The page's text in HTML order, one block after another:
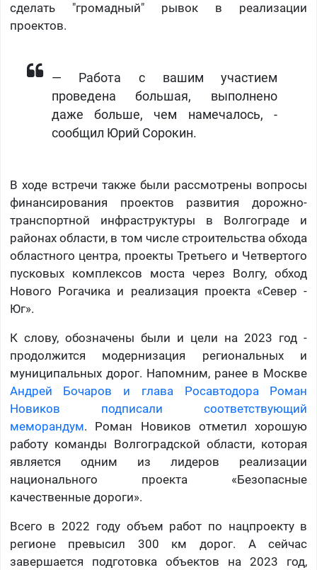
сделать "громадный" рывок в реализации
проектов.
— Работа с вашим участием
проведена большая, выполнено
даже больше, чем намечалось, -
сообщил Юрий Сорокин.
В ходе встречи также были рассмотрены вопросы
финансирования проектов развития дорожно-
транспортной инфраструктуры в Волгограде и
районах области, в том числе строительства обхода
областного центра, проекты Третьего и Четвертого
пусковых комплексов моста через Волгу, обход
Нового Рогачика и реализация проекта «Север -
Юг».
К слову, обозначены были и цели на 2023 год -
продолжится модернизация региональных и
муниципальных дорог. Напомним, ранее в Москве
Андрей Бочаров и глава Росавтодора Роман
Новиков подписали соответствующий
меморандум. Роман Новиков отметил хорошую
работу команды Волгоградской области, которая
является одним из лидеров реализации
национального проекта «Безопасные
качественные дороги».
Всего в 2022 году объем работ по нацпроекту в
регионе превысил 300 км дорог. А сейчас
завершается подготовка объектов на 2023 год,